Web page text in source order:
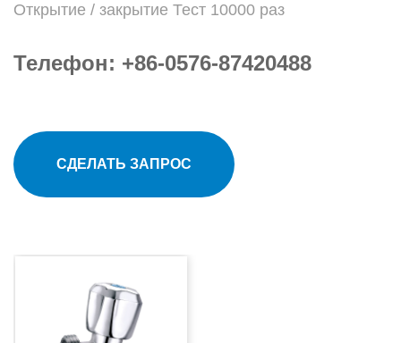
Открытие / закрытие Тест 10000 раз
Телефон: +86-0576-87420488
СДЕЛАТЬ ЗАПРОС